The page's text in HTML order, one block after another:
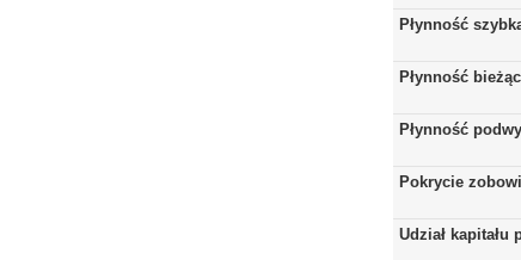
Płynność
Płynność
Płynność
Pokrycie
Udział kapitału